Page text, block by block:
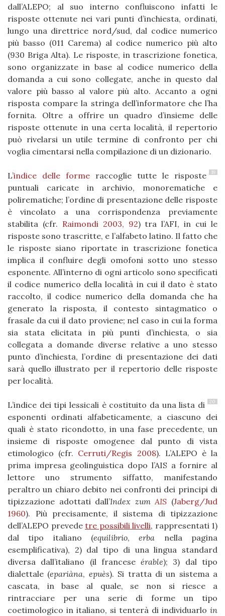
dall’ALEPO; al suo interno confluiscono infatti le
risposte ottenute nei vari punti d’inchiesta, ordinati,
lungo una direttrice nord/sud, dal codice numerico
più basso (011 Carema) al codice numerico più alto
(930 Briga Alta). Le risposte, in trascrizione fonetica,
sono organizzate in base al codice numerico della
domanda a cui sono collegate, anche in questo dal
valore più basso al valore più alto. Accanto a ogni
risposta compare la stringa dell’informatore che l’ha
fornita. Oltre a offrire un quadro d’insieme delle
risposte ottenute in una certa località, il repertorio
può rivelarsi un utile termine di confronto per chi
voglia cimentarsi nella compilazione di un dizionario.
19
L’indice delle forme raccoglie tutte le risposte
puntuali caricate in archivio, monorematiche e
polirematiche; l’ordine di presentazione delle risposte
è vincolato a una corrispondenza previamente
stabilita (cfr. Raimondi 2003, 92) tra l’AFI, in cui le
risposte sono trascritte, e l’alfabeto latino. Il fatto che
le risposte siano riportate in trascrizione fonetica
implica il confluire degli omofoni sotto uno stesso
esponente. All’interno di ogni articolo sono specificati
il codice numerico della località in cui il dato è stato
raccolto, il codice numerico della domanda che ha
generato la risposta, il contesto sintagmatico o
frasale da cui il dato proviene; nel caso in cui la forma
sia stata elicitata in più punti d’inchiesta, o sia
collegata a domande diverse relative a uno stesso
punto d’inchiesta, l’ordine di presentazione dei dati
sarà quello illustrato per il repertorio delle risposte
per località.
20
L’indice dei tipi lessicali è costituito da una lista di
esponenti ordinati alfabeticamente, a ciascuno dei
quali è stato ricondotto, in una fase precedente, un
insieme di risposte omogenee dal punto di vista
etimologico (cfr. Cerruti/Regis 2008). L’ALEPO è la
prima impresa geolinguistica dopo l’AIS a fornire al
lettore uno strumento siffatto, manifestando
peraltro un chiaro debito nei confronti dei principi di
tipizzazione adottati dall’Index zum AIS (Jaberg/Jud
1960). Più precisamente, il sistema di tipizzazione
dell’ALEPO prevede tre possibili livelli, rappresentati 1)
dal tipo italiano (equilibrio,erba nella pagina
esemplificativa), 2) dal tipo di una lingua standard
diversa dall’italiano (il franceseérable); 3) dal tipo
dialettale (epariàna, epuès). Si tratta di un sistema a
cascata, in base al quale, se non si riesce a
rintracciare per una serie di forme un tipo
coetimologico in italiano, si tenterà di individuarlo in